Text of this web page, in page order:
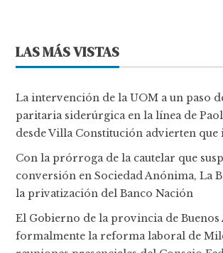
LAS MÁS VISTAS
La intervención de la UOM a un paso
paritaria siderúrgica en la línea de
desde Villa Constitución advierten que
Con la prórroga de la cautelar que
conversión en Sociedad Anónima, La
la privatización del Banco Nación
El Gobierno de la provincia de Buenos
formalmente la reforma laboral de